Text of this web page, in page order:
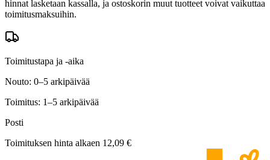
hinnat lasketaan kassalla, ja ostoskorin muut tuotteet voivat vaikuttaa
toimitusmaksuihin.
Toimitustapa ja -aika
Nouto: 0–5 arkipäivää
Toimitus: 1–5 arkipäivää
Posti
Toimituksen hinta alkaen 12,09 €